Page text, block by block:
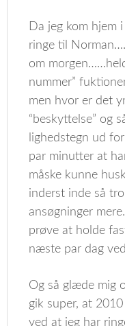
Da jeg kom hjem
ringe til
om
nummer”
men hvor er det
“beskyttelse” og
lighedstegn ud
par minutter at
måske kunne
inderst inde så
ansøgninger
prøve at holde
næste par dag
Og så glæde mig
gik super, at
ved at jeg har